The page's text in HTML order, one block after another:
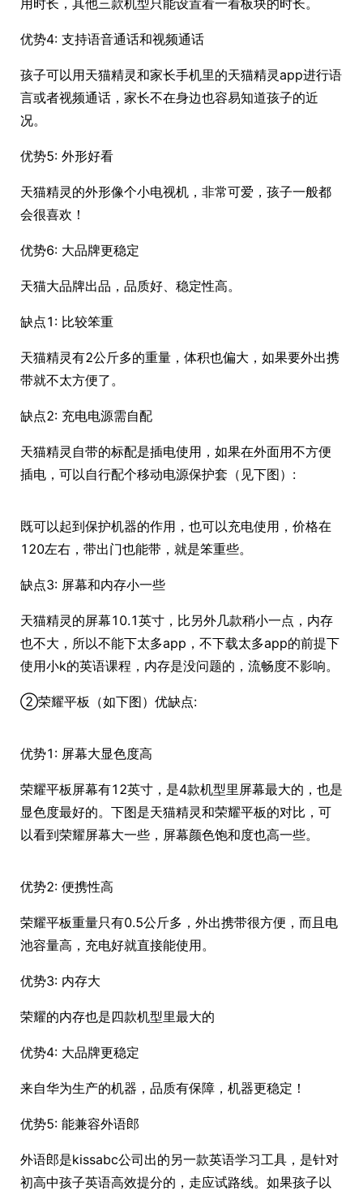
用时长，其他三款机型只能设置看一看板块的时长。
优势4: 支持语音通话和视频通话
孩子可以用天猫精灵和家长手机里的天猫精灵app进行语
言或者视频通话，家长不在身边也容易知道孩子的近
况。
优势5: 外形好看
天猫精灵的外形像个小电视机，非常可爱，孩子一般都
会很喜欢！
优势6: 大品牌更稳定
天猫大品牌出品，品质好、稳定性高。
缺点1: 比较笨重
天猫精灵有2公斤多的重量，体积也偏大，如果要外出携
带就不太方便了。
缺点2: 充电电源需自配
天猫精灵自带的标配是插电使用，如果在外面用不方便
插电，可以自行配个移动电源保护套（见下图）:
既可以起到保护机器的作用，也可以充电使用，价格在
120左右，带出门也能带，就是笨重些。
缺点3: 屏幕和内存小一些
天猫精灵的屏幕10.1英寸，比另外几款稍小一点，内存
也不大，所以不能下太多app，不下载太多app的前提下
使用小k的英语课程，内存是没问题的，流畅度不影响。
②荣耀平板（如下图）优缺点:
优势1: 屏幕大显色度高
荣耀平板屏幕有12英寸，是4款机型里屏幕最大的，也是
显色度最好的。下图是天猫精灵和荣耀平板的对比，可
以看到荣耀屏幕大一些，屏幕颜色饱和度也高一些。
优势2: 便携性高
荣耀平板重量只有0.5公斤多，外出携带很方便，而且电
池容量高，充电好就直接能使用。
优势3: 内存大
荣耀的内存也是四款机型里最大的
优势4: 大品牌更稳定
来自华为生产的机器，品质有保障，机器更稳定！
优势5: 能兼容外语郎
外语郎是kissabc公司出的另一款英语学习工具，是针对
初高中孩子英语高效提分的，走应试路线。如果孩子以